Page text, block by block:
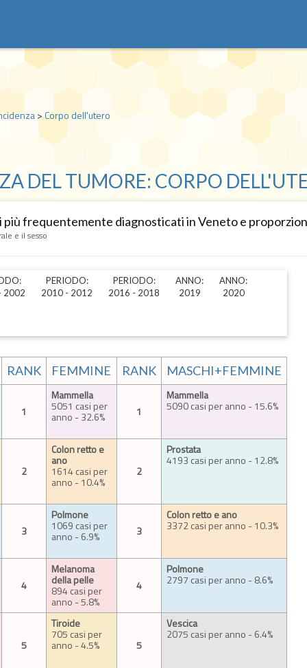
>Corpo dell'utero
DEL TUMORE: CORPO
più frequentemente diagnosticati in Veneto e
e il sesso
2002
PERIODO:
2010 - 2012
PERIODO:
2016 - 2018
ANNO:
2019
ANNO:
2020
RANK FEMMINE RANK MASCHI+FEMMINE
1
Mammella
5051 casi per
anno - 32.6% 1
Mammella
5090 casi per anno - 15.6%
2
Colon retto e
ano
1614 casi per
anno - 10.4%
2
Prostata
4193 casi per anno - 12.8%
3
Polmone
1069 casi per
anno - 6.9% 3
Colon retto e ano
3372 casi per anno - 10.3%
4
Melanoma
della pelle
894 casi per
anno - 5.8%
4
Polmone
2797 casi per anno - 8.6%
5
Tiroide
705 casi per
anno - 4.5% 5
Vescica
2075 casi per anno - 6.4%